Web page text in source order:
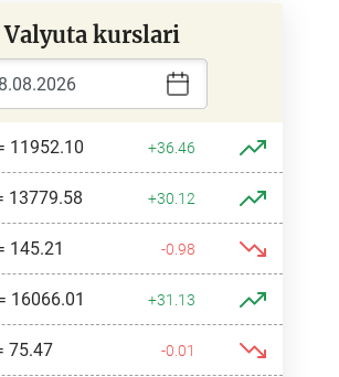
Valyuta kurslari
11952.10 +36.46
13779.58 +30.12
145.21 -0.98
16066.01 +31.13
75.47 -0.01